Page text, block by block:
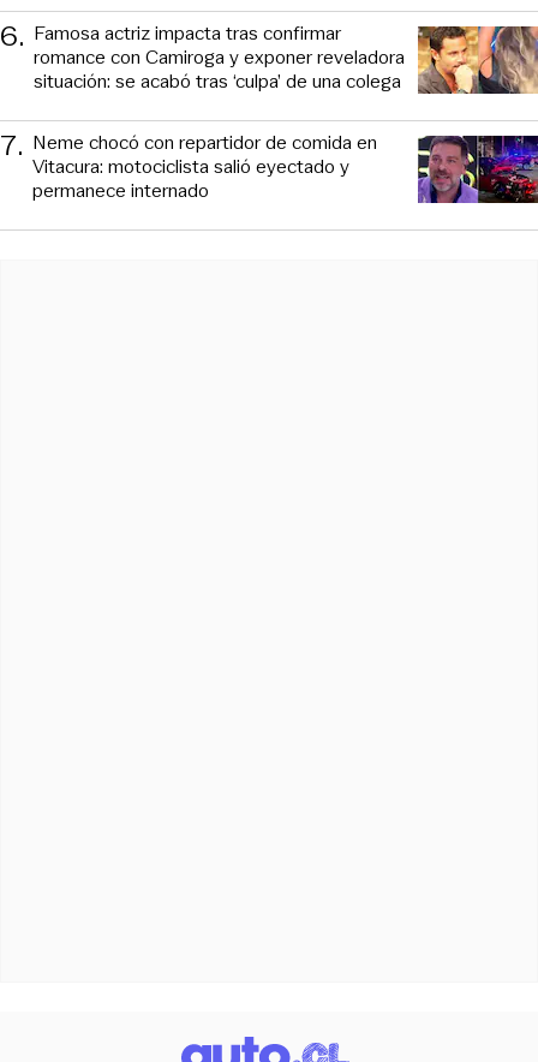
6. Famosa actriz impacta tras confirmar
romance con Camiroga y exponer reveladora
situación: se acabó tras ‘culpa’ de una colega
7. Neme chocó con repartidor de comida en
Vitacura: motociclista salió eyectado y
permanece internado